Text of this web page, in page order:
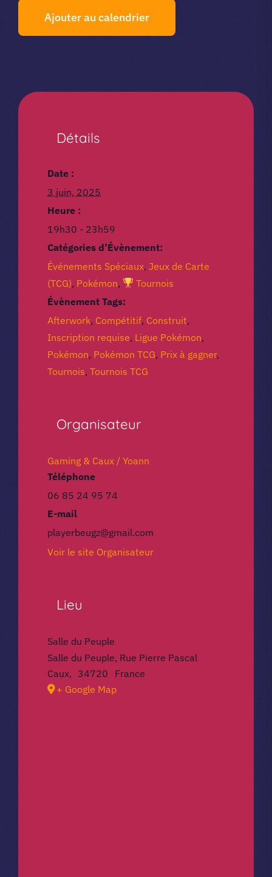
Ajouter au calendrier
Détails
Date :
3 juin, 2025
Heure :
19h30 - 23h59
Catégories d’Évènement:
Événements Spéciaux, Jeux de Carte
(TCG), Pokémon,
Tournois
Évènement Tags:
Afterwork, Compétitif, Construit,
Inscription requise, Ligue Pokémon,
Pokémon, Pokémon TCG, Prix à gagner,
Tournois, Tournois TCG
Organisateur
Gaming & Caux / Yoann
Téléphone
06 85 24 95 74
E-mail
playerbeugz@gmail.com
Voir le site Organisateur
Lieu
Salle du Peuple
Salle du Peuple, Rue Pierre Pascal
Caux, 34720
France
+ Google Map